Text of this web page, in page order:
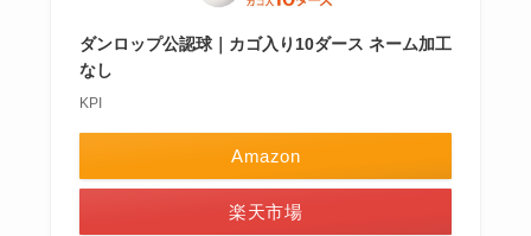
ダンロップ公認球｜カゴ入り10ダース ネーム加工
なし
KPI
Amazon
楽天市場